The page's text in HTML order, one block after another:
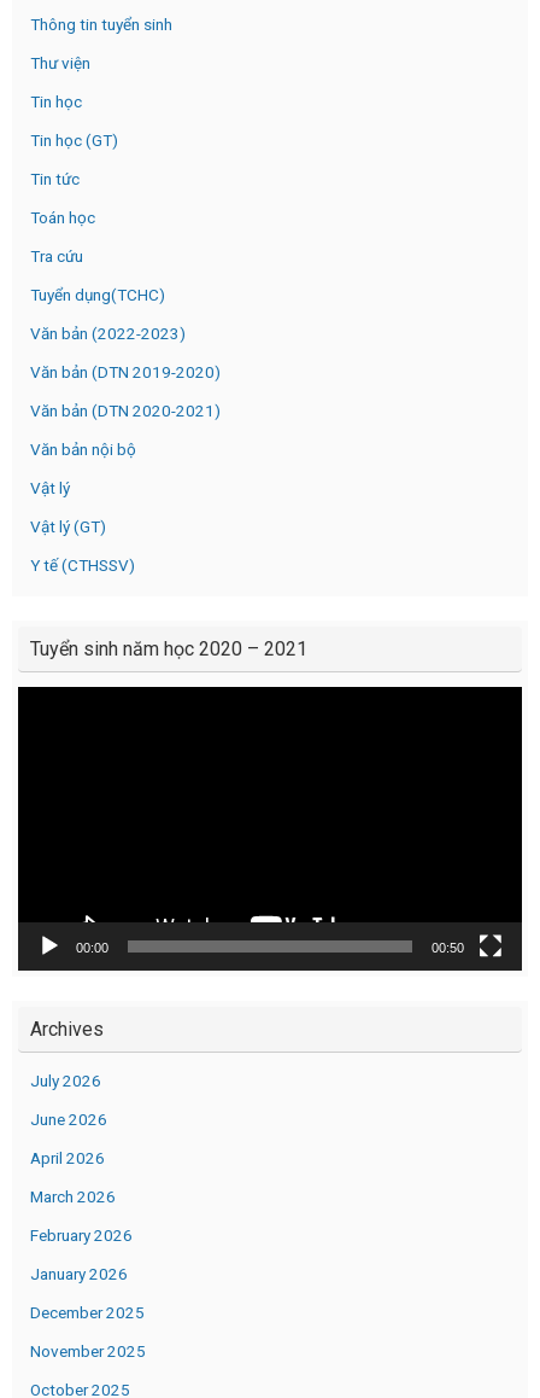
Thông tin tuyển sinh
Thư viện
Tin học
Tin học (GT)
Tin tức
Toán học
Tra cứu
Tuyển dụng(TCHC)
Văn bản (2022-2023)
Văn bản (DTN 2019-2020)
Văn bản (DTN 2020-2021)
Văn bản nội bộ
Vật lý
Vật lý (GT)
Y tế (CTHSSV)
Tuyển sinh năm học 2020 – 2021
00:00 00:50
Archives
July 2026
June 2026
April 2026
March 2026
February 2026
January 2026
December 2025
November 2025
October 2025